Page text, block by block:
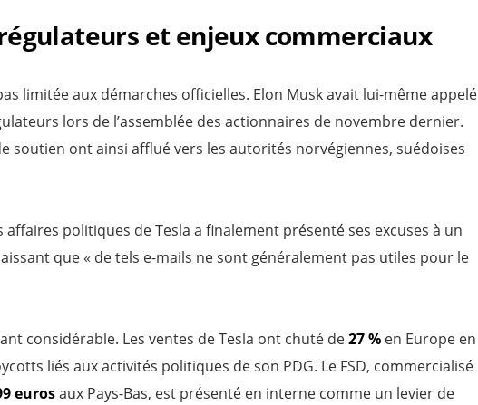
et enjeux commerciaux
limitée aux démarches officielles. Elon Musk avait lui-même appelé
lors de l’assemblée des actionnaires de novembre dernier.
soutien ont ainsi afflué vers les autorités norvégiennes, suédoises
politiques de Tesla a finalement présenté ses excuses à un
que « de tels e-mails ne sont généralement pas utiles pour le
considérable. Les ventes de Tesla ont chuté de27 % en Europe en
liés aux activités politiques de son PDG. Le FSD, commercialisé
eurosaux Pays-Bas, est présenté en interne comme un levier de